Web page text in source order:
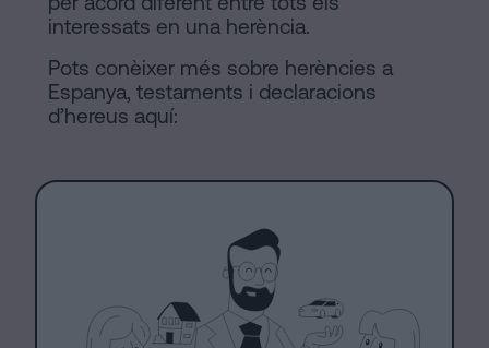
interessats en una herència.
Pots conèixer més sobre herències a
Espanya, testaments i declaracions
d’hereus aquí: